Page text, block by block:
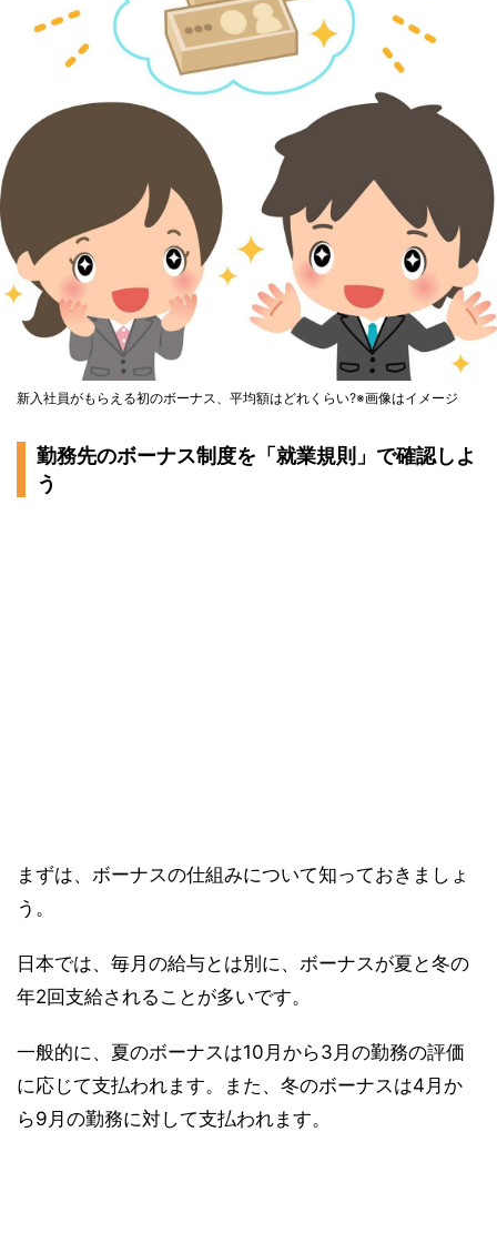
新入社員がもらえる初のボーナス、平均額はどれくらい?※画像はイメージ
勤務先のボーナス制度を「就業規則」で確認しよ
う
まずは、ボーナスの仕組みについて知っておきましょ
う。
日本では、毎月の給与とは別に、ボーナスが夏と冬の
年2回支給されることが多いです。
一般的に、夏のボーナスは10月から3月の勤務の評価
に応じて支払われます。また、冬のボーナスは4月か
ら9月の勤務に対して支払われます。